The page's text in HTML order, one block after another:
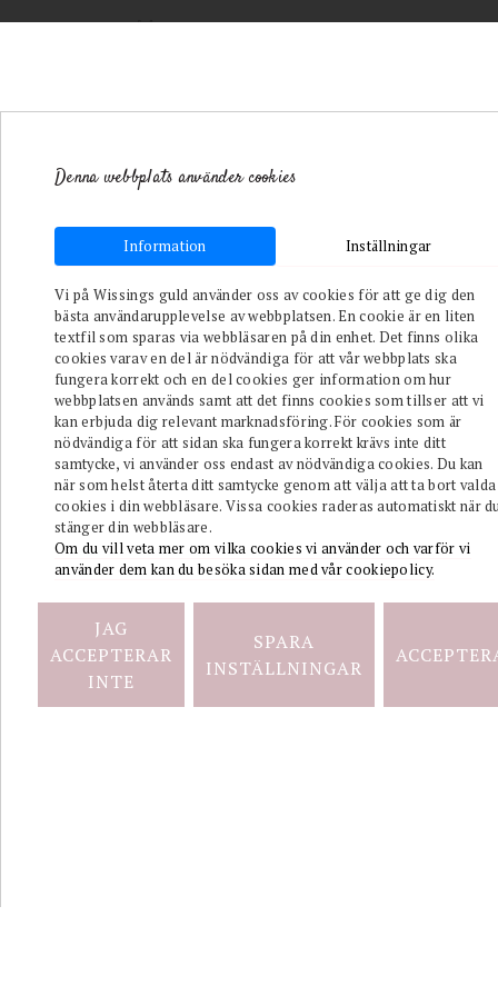
Shop
Varumärken
Butiken
Kontakt
Integritetspolicy
info@wissingsguld.se
2026 COPYRIGHT © WISSINGS GULD AB
Denna webbplats använder cookies
Information Inställningar
Vi på Wissings guld använder oss av cookies för att ge dig den
bästa användarupplevelse av webbplatsen. En cookie är en liten
textfil som sparas via webbläsaren på din enhet. Det finns olika
cookies varav en del är nödvändiga för att vår webbplats ska
fungera korrekt och en del cookies ger information om hur
webbplatsen används samt att det finns cookies som tillser att vi
kan erbjuda dig relevant marknadsföring. För cookies som är
nödvändiga för att sidan ska fungera korrekt krävs inte ditt
samtycke, vi använder oss endast av nödvändiga cookies. Du kan
när som helst återta ditt samtycke genom att välja att ta bort valda
cookies i din webbläsare. Vissa cookies raderas automatiskt när
stänger din webbläsare.
Om du vill veta mer om vilka cookies vi använder och varför vi
använder dem kan du besöka sidan med vår cookiepolicy.
JAG
ACCEPTERAR
INTE
SPARA
INSTÄLLNINGAR